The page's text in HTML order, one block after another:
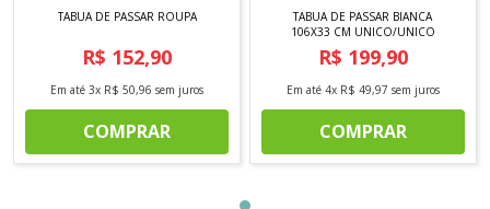
TABUA DE PASSAR ROUPA
R$ 152,90
Em até 3x R$ 50,96 sem juros
COMPRAR
TABUA DE PASSAR BIANCA
106X33 CM UNICO/UNICO
R$ 199,90
Em até 4x R$ 49,97 sem juros
COMPRAR